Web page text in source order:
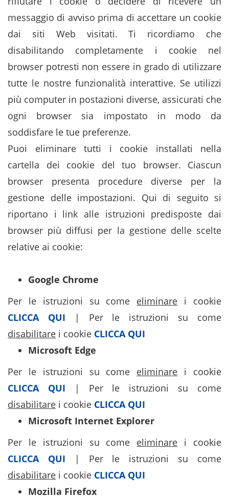
messaggio di avviso prima di accettare un cookie
dai siti Web visitati. Ti ricordiamo che
disabilitando completamente i cookie nel
browser potresti non essere in grado di utilizzare
tutte le nostre funzionalità interattive. Se utilizzi
più computer in postazioni diverse, assicurati che
ogni browser sia impostato in modo da
soddisfare le tue preferenze.
Puoi eliminare tutti i cookie installati nella
cartella dei cookie del tuo browser. Ciascun
browser presenta procedure diverse per la
gestione delle impostazioni. Qui di seguito si
riportano i link alle istruzioni predisposte dai
browser più diffusi per la gestione delle scelte
relative ai cookie:
Google Chrome
Per le istruzioni su come eliminare i cookie
CLICCA QUI | Per le istruzioni su come
disabilitare i cookie CLICCA QUI
Microsoft Edge
Per le istruzioni su come eliminare i cookie
CLICCA QUI | Per le istruzioni su come
disabilitare i cookie CLICCA QUI
Microsoft Internet Explorer
Per le istruzioni su come eliminare i cookie
CLICCA QUI | Per le istruzioni su come
disabilitare i cookie CLICCA QUI
Mozilla Firefox